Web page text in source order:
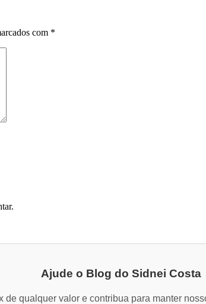
com *
Ajude o Blog do Sidnei Costa
de qualquer valor e contribua para manter